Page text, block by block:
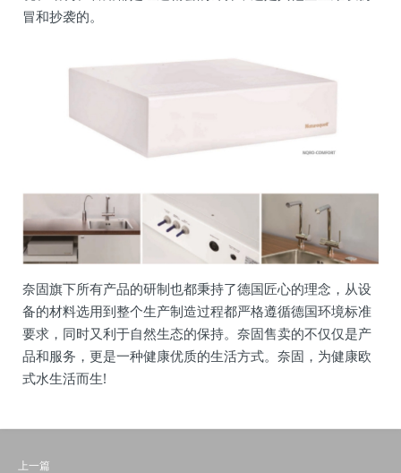
冒和抄袭的。
奈固旗下所有产品的研制也都秉持了德国匠心的理念，从设
备的材料选用到整个生产制造过程都严格遵循德国环境标准
要求，同时又利于自然生态的保持。奈固售卖的不仅仅是产
品和服务，更是一种健康优质的生活方式。奈固，为健康欧
式水生活而生!
上一篇